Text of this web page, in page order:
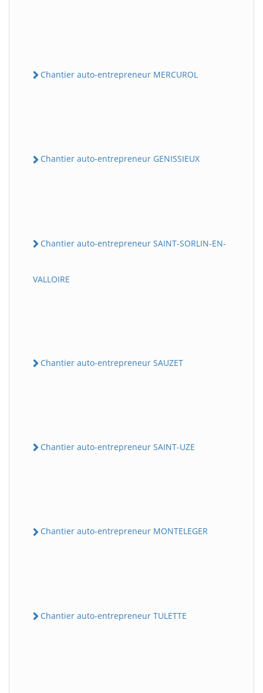
Chantier auto-entrepreneur MERCUROL
Chantier auto-entrepreneur GENISSIEUX
Chantier auto-entrepreneur SAINT-SORLIN-EN-
VALLOIRE
Chantier auto-entrepreneur SAUZET
Chantier auto-entrepreneur SAINT-UZE
Chantier auto-entrepreneur MONTELEGER
Chantier auto-entrepreneur TULETTE